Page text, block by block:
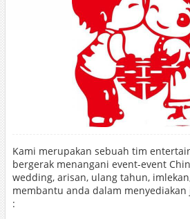
Kami merupakan sebuah tim
bergerak menangani event-event
wedding, arisan, ulang tahun,
membantu anda dalam
: